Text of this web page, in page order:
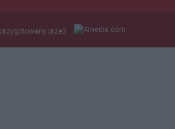
przygotowany przez